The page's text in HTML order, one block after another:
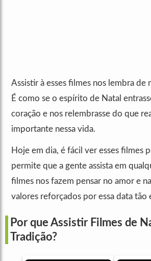
Assistir à esses filmes nos lembra de
É como se o espírito de Natal
coração e nos relembrasse do que
importante nessa vida.
Hoje em dia, é fácil ver esses filmes
permite que a gente assista em
filmes nos fazem pensar no amor e
valores reforçados por essa data tão
Por que Assistir Filmes de
Tradição?